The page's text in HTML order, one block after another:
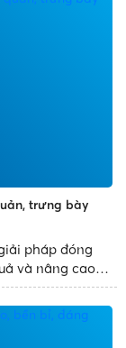
trưng bày
pháp đóng
và nâng cao
theo khuôn
những sản